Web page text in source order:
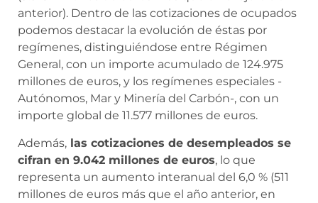
anterior). Dentro de las cotizaciones de ocupados
podemos destacar la evolución de éstas por
regímenes, distinguiéndose entre Régimen
General, con un importe acumulado de 124.975
millones de euros, y los regímenes especiales -
Autónomos, Mar y Minería del Carbón-, con un
importe global de 11.577 millones de euros.
Además, las cotizaciones de desempleados se
cifran en 9.042 millones de euros, lo que
representa un aumento interanual del 6,0 % (511
millones de euros más que el año anterior, en